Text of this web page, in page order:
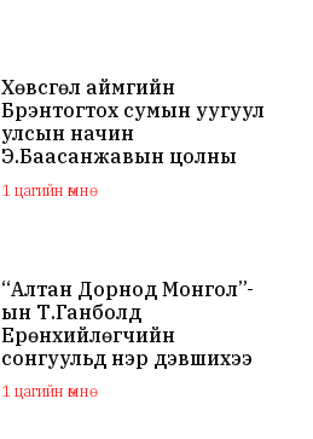
Хөвсгөл аймгийн
Бүрэнтогтох сумын уугуул
улсын начин
Э.Баасанжавын цолны
мялаалга наадам эхэллээ
1 цагийн өмнө
“Алтан Дорнод Монгол”-
ын Т.Ганболд
Ерөнхийлөгчийн
сонгуульд нэр дэвшихээ
илэрхийллээ
1 цагийн өмнө